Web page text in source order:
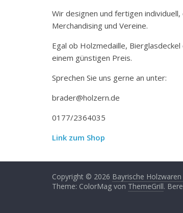
Wir designen und fertigen
Merchandising und Vereine.
Egal ob Holzmedaille,
einem günstigen Preis.
Sprechen Sie uns gerne an unter:
brader@holzern.de
0177/2364035
Link zum Shop
Copyright © 2026 Bayrische
Theme: ColorMag von ThemeGrill.